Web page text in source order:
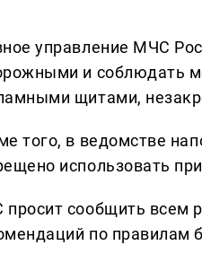
управление МЧС
и соблюдать
щитами,
того, в ведомстве
использовать
сообщить всем
по правилам